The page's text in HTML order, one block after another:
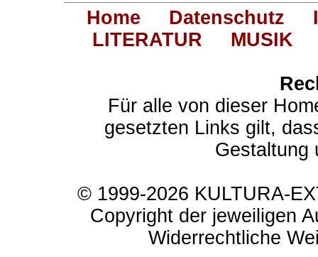
Home Datenschutz
LITERATUR
MUSIK
Für alle von dieser
gesetzten Links gilt,
Gestaltung
© 1999-2026 KULTURA-
Copyright der jeweiligen
Widerrechtliche